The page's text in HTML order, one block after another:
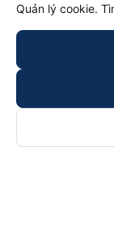
Quản lý cookie.